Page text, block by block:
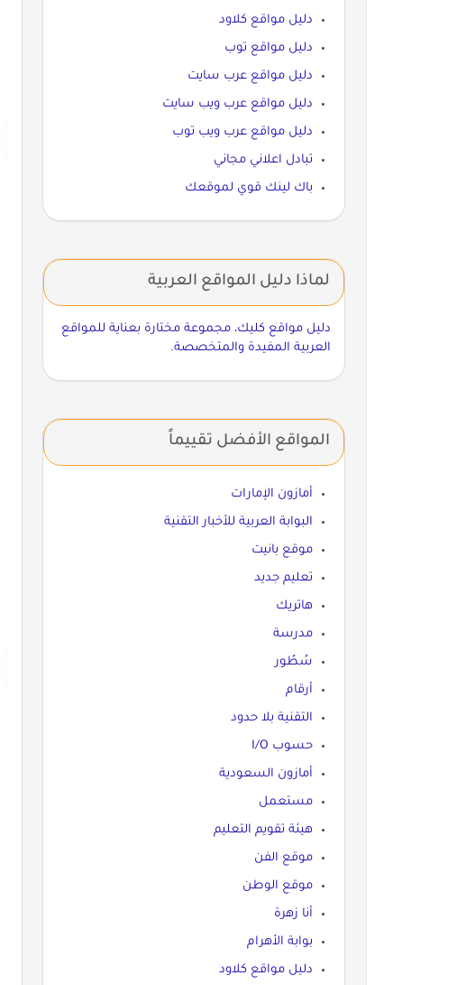
دليل مواقع كلاود
دليل مواقع توب
دليل مواقع عرب سايت
دليل مواقع عرب ويب سايت
دليل مواقع عرب ويب توب
تبادل اعلاني مجاني
باك لينك قوي لموقعك
لماذا دليل المواقع العربية
دليل مواقع كليك، مجموعة مختارة بعناية للمواقع
العربية المفيدة والمتخصصة.
المواقع الأفضل تقييماً
أمازون الإمارات
البوابة العربية للأخبار التقنية
موقع بانيت
تعليم جديد
هاتريك
مدرسة
سُطُور
أرقام
التقنية بلا حدود
حسوب I/O
أمازون السعودية
مستعمل
هيئة تقويم التعليم
موقع الفن
موقع الوطن
أنا زهرة
بوابة الأهرام
دليل مواقع كلاود